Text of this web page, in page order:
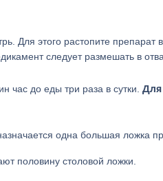
Для этого растопите препарат
следует размешать в
час до еды три раза в сутки. Для
одна большая ложка
половину столовой ложки.